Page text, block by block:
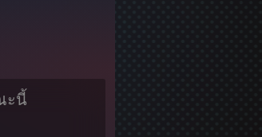
ะนี้